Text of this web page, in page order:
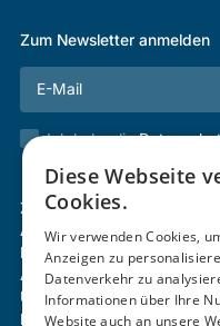
Zum Newsletter anmelden
Ich habe die
Zertifizierung & Verifikation
Akademie
Mitgliedschaft
Aktivitäten
Über uns
Login
Diese Webseite
Cookies.
Wir verwenden Cookies,
Anzeigen zu
Datenverkehr zu
Informationen über Ihre
Website auch an unsere